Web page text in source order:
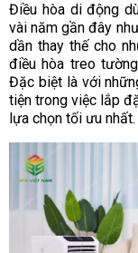
Điều hòa di động
vài năm gần đây
dần thay thế cho
điều hòa treo
Đặc biệt là với
tiện trong việc lắp
lựa chọn tối ưu nhất.